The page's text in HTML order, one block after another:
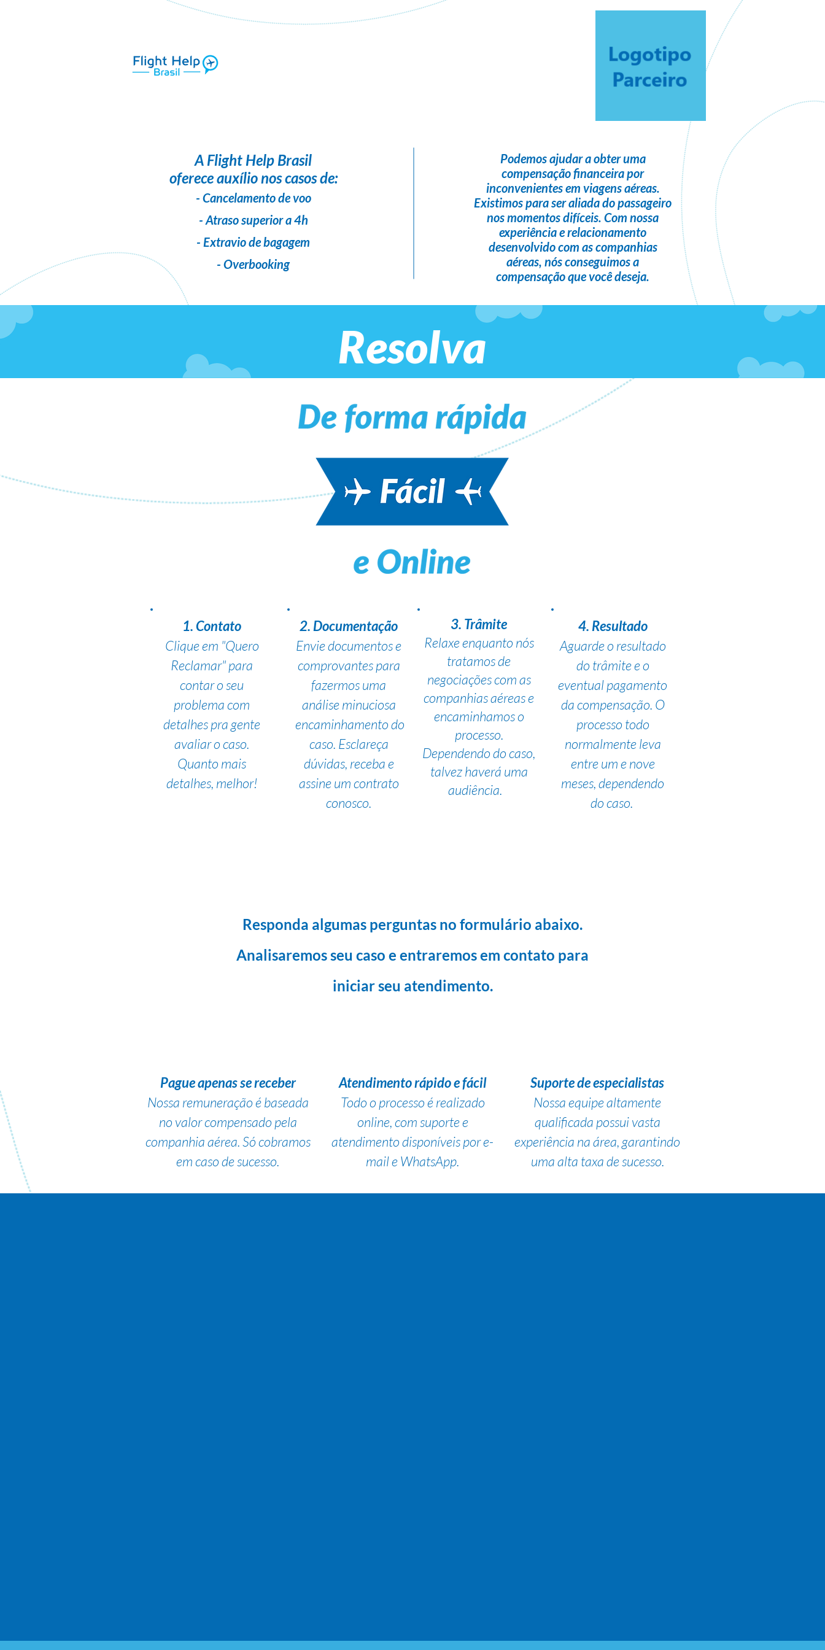
A Flight Help Brasil
oferece auxílio nos casos de:
- Cancelamento de voo
- Atraso superior a 4h
- Extravio de bagagem
- Overbooking
Podemos ajudar a obter uma
compensação financeirapor
inconvenientes em viagens aéreas.
Existimos para seraliada do passageiro
nos momentos difíceis. Com nossa
experiência e relacionamento
desenvolvido com as companhias
aéreas, nós conseguimos a
compensação que você deseja.
Resolva
1. Contato
Clique em "Quero
Reclamar" para
contar o seu
problema com
detalhes pra gente
avaliar o caso.
Quanto mais
detalhes, melhor!
2. Documentação
Envie documentos e
comprovantes para
fazermos uma
análise minuciosa
encaminhamento do
caso. Esclareça
dúvidas, receba e
assine um contrato
conosco.
3. Trâmite
Relaxe enquanto nós
tratamos de
negociações com as
companhias aéreas e
encaminhamos o
processo.
Dependendo do caso,
talvez haverá uma
audiência.
4. Resultado
Aguarde o resultado
do trâmite e o
eventual pagamento
da compensação. O
processo todo
normalmente leva
entre um e nove
meses, dependendo
do caso.
Responda algumas perguntas no formulário abaixo.
Analisaremos seu caso e entraremos em contato para
iniciar seu atendimento.
Pague apenas se receber
Nossa remuneração é baseada
no valor compensado pela
companhia aérea. Só cobramos
em caso de sucesso.
Atendimento rápido e fácil
Todo o processo é realizado
online, com suporte e
atendimento disponíveis por e-
mail e WhatsApp.
Suporte de especialistas
Nossa equipe altamente
qualificada possui vasta
experiência na área, garantindo
uma alta taxa de sucesso.